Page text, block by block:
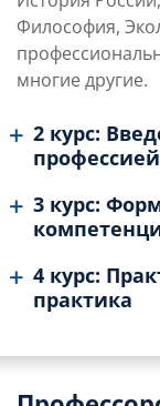
Философия,
многие другие.
2 курс:
профессией
3 курс:
4 курс:
практика